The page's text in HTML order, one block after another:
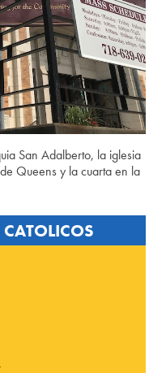
San Adalberto, la iglesia
Queens y la cuarta en la